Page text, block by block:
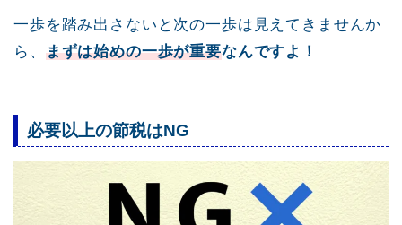
一歩を踏み出さないと次の一歩は見えてきませんか
ら、 まずは始めの一歩が重要なんですよ！
必要以上の節税はNG